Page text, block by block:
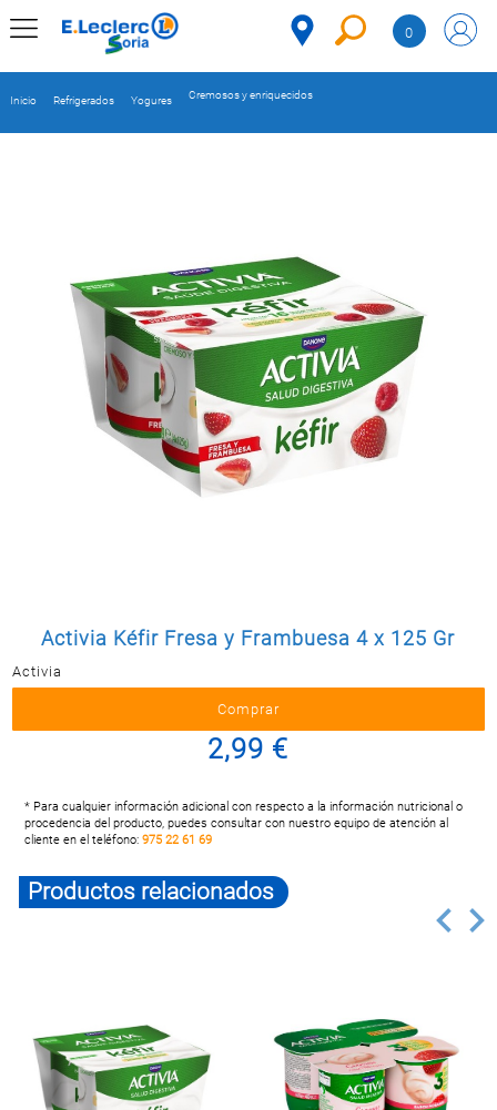
0
CORPORATIVO
MERCADO
Y HOGAR
BAZAR
ELECTRO
Inicio Refrigerados Yogures Cremosos y enriquecidos
Activia Kéfir Fresa y Frambuesa 4 x 125 Gr
Activia
2,99 €
* Para cualquier información adicional con respecto a la información nutricional o
procedencia del producto, puedes consultar con nuestro equipo de atención al
cliente en el teléfono:975 22 61 69
Productos relacionados